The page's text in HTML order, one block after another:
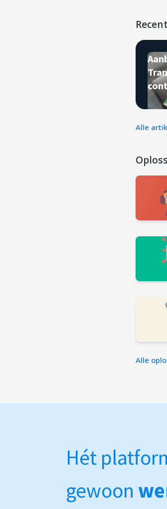
Alle
Alle
Hét
gewoon